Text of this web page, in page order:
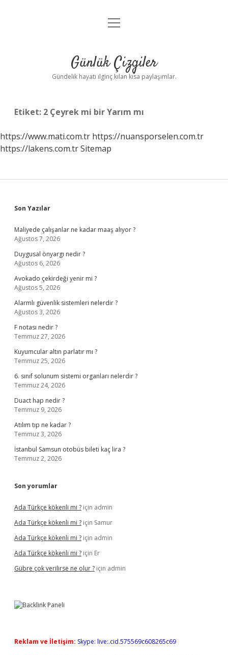
Anasayfa
Yasal Uyarı
menüyü
Günlük Çizgiler
Gündelik hayatı ilginç kılan kısa paylaşımlar.
Etiket: 2 Çeyrek mi bir Yarım mı
https://www.mati.com.tr https://nuansporselen.com.tr
https://lakens.com.trSitemap
Sidebar
Son Yazılar
Maliyede çalışanlar ne kadar maaş alıyor ?
Ağustos 7, 2026
Duygusal önyargı nedir ?
Ağustos 6, 2026
Avokado çekirdeği yenir mi ?
Ağustos 5, 2026
Alarmlı güvenlik sistemleri nelerdir ?
Ağustos 3, 2026
F notası nedir ?
Temmuz 27, 2026
Kuyumcular altın parlatır mı ?
Temmuz 25, 2026
6. sınıf solunum sistemi organları nelerdir ?
Temmuz 24, 2026
Duact hap nedir ?
Temmuz 9, 2026
Atılım tıp ne kadar ?
Temmuz 3, 2026
İstanbul Samsun otobüs bileti kaç lira ?
Temmuz 2, 2026
Son yorumlar
Ada Türkçe kökenli mi ? için admin
Ada Türkçe kökenli mi ? için Samur
Ada Türkçe kökenli mi ? için admin
Ada Türkçe kökenli mi ? için Er
Gübre çok verilirse ne olur ? için admin
Reklam ve İletişim: Skype: live:.cid.575569c608265c69